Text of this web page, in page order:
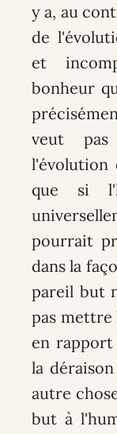
y a, au
de
et
bonheur
veut
que si
pourrait
dans la
pareil but
pas mettre
en rapport
la
autre
but à